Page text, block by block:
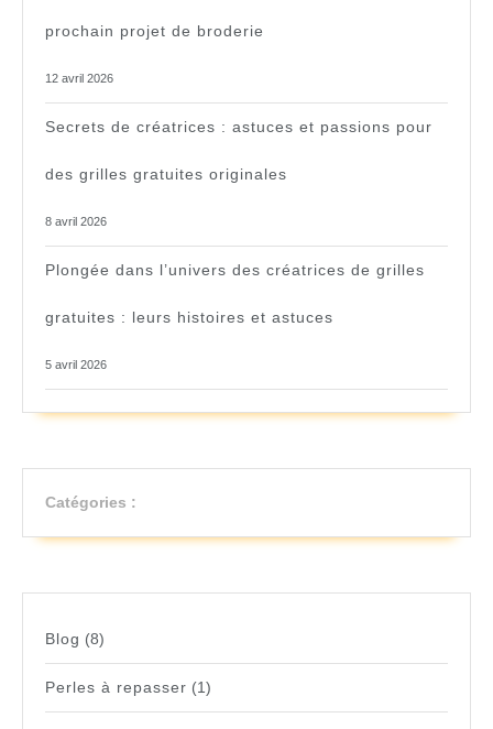
prochain projet de broderie
12 avril 2026
Secrets de créatrices : astuces et passions pour
des grilles gratuites originales
8 avril 2026
Plongée dans l’univers des créatrices de grilles
gratuites : leurs histoires et astuces
5 avril 2026
Catégories :
Blog (8)
Perles à repasser (1)